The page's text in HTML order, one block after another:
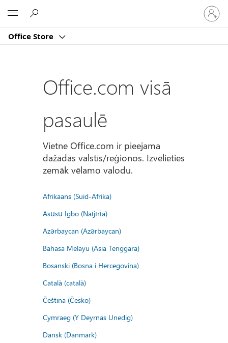
Office Store
savā
kontā
Office.com visā
pasaulē
Vietne Office.com ir pieejama
dažādās valstīs/reģionos. Izvēlieties
zemāk vēlamo valodu.
Afrikaans (Suid-Afrika)
Asụsụ Igbo (Naịjịrịa)
Azərbaycan (Azərbaycan)
Bahasa Melayu (Asia Tenggara)
Bosanski (Bosna i Hercegovina)
Català (català)
Čeština (Česko)
Cymraeg (Y Deyrnas Unedig)
Dansk (Danmark)